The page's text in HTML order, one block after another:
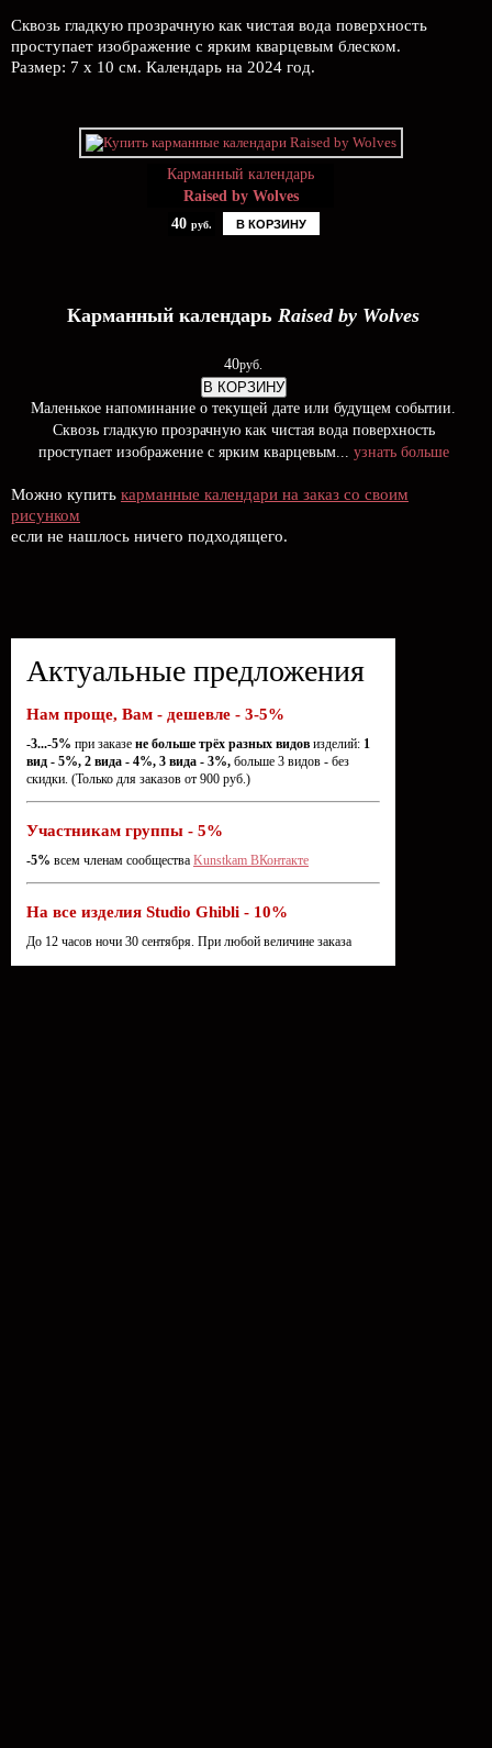
Сквозь гладкую прозрачную как чистая вода поверхность
проступает изображение с ярким кварцевым блеском.
Размер: 7 х 10 см. Календарь на 2024 год.
Карманный календарь
Raised by Wolves
40 руб. В КОРЗИНУ
Карманный календарь Raised by Wolves
40руб.
В КОРЗИНУ
Маленькое напоминание о текущей дате или будущем событии.
Сквозь гладкую прозрачную как чистая вода поверхность
проступает изображение с ярким кварцевым... узнать больше
Можно купить карманные календари на заказ со своим
рисунком
если не нашлось ничего подходящего.
Актуальные предложения
Нам проще, Вам - дешевле - 3-5%
-3...-5% при заказе не больше трёх разных видов изделий: 1
вид - 5%, 2 вида - 4%, 3 вида - 3%, больше 3 видов - без
скидки. (Только для заказов от 900 руб.)
Участникам группы - 5%
-5% всем членам сообщества Kunstkam ВКонтакте
На все изделия Studio Ghibli - 10%
До 12 часов ночи 30 сентября. При любой величине заказа